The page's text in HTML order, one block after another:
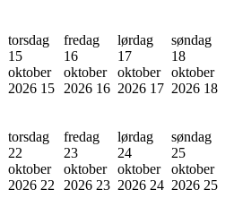
torsdag
15
oktober
2026 15
fredag
16
oktober
2026 16
lørdag
17
oktober
2026 17
søndag
18
oktober
2026 18
torsdag
22
oktober
2026 22
fredag
23
oktober
2026 23
lørdag
24
oktober
2026 24
søndag
25
oktober
2026 25